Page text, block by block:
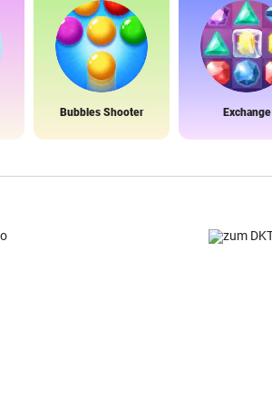
Bubbles Shooter Exchange